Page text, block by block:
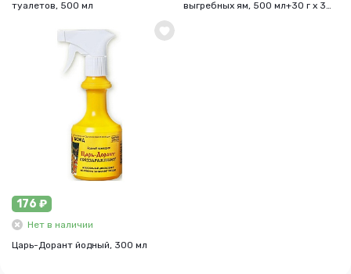
туалетов, 500 мл
выгребных ям, 500 мл+30 г х 3
176 ₽
Нет в наличии
Царь-Дорант йодный, 300 мл